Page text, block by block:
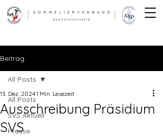
Beitrag
All Posts
SVS Aktuell
Presse
All Posts
Ausschreibung Präsidium
SVS
13. Dez. 20241 Min. Lesezeit